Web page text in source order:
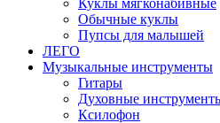
Куклы мягконабивные
Обычные куклы
Пупсы для малышей
ЛЕГО
Музыкальные инструменты
Гитары
Духовные
Ксилофон